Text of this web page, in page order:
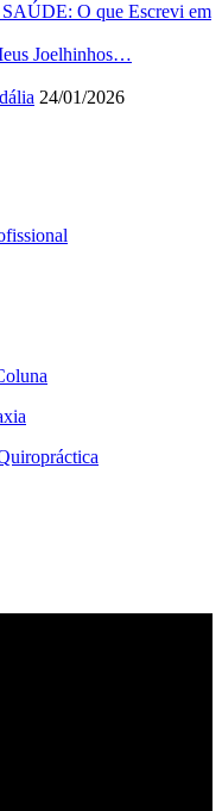
O que Escrevi em
Joelhinhos…
24/01/2026